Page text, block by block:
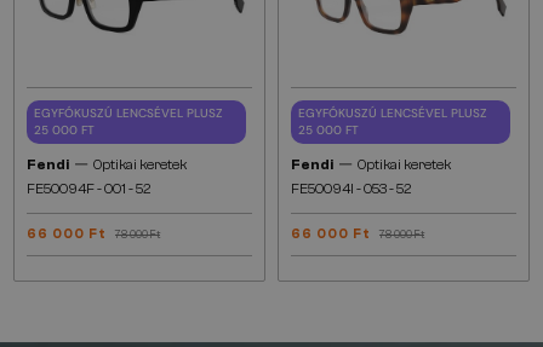
EGYFÓKUSZÚ LENCSÉVEL PLUSZ
25 000 FT
Fendi — Optikai keretek
FE50094F - 001 - 52
66 000 Ft 78 000 Ft
EGYFÓKUSZÚ LENCSÉVEL PLUSZ
25 000 FT
Fendi — Optikai keretek
FE50094I - 053 - 52
66 000 Ft 78 000 Ft